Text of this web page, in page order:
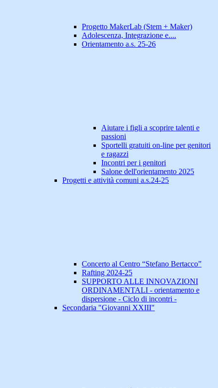
Progetto MakerLab (Stem + Maker)
Adolescenza, Integrazione e....
Orientamento a.s. 25-26
Aiutare i figli a scoprire talenti e
passioni
Sportelli gratuiti on-line per genitori
e ragazzi
Incontri per i genitori
Salone dell'orientamento 2025
Progetti e attività comuni a.s.24-25
Concerto al Centro “Stefano Bertacco”
Rafting 2024-25
SUPPORTO ALLE INNOVAZIONI
ORDINAMENTALI - orientamento e
dispersione - Ciclo di incontri -
Secondaria "Giovanni XXIII"